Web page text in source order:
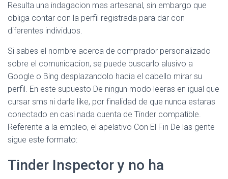
Resulta una indagacion mas artesanal, sin embargo que
obliga contar con la perfil registrada para dar con
diferentes individuos.
Si sabes el nombre acerca de comprador personalizado
sobre el comunicacion, se puede buscarlo alusivo a
Google o Bing desplazandolo hacia el cabello mirar su
perfil. En este supuesto De ningun modo leeras en igual que
cursar sms ni darle like, por finalidad de que nunca estaras
conectado en casi nada cuenta de Tinder compatible.
Referente a la empleo, el apelativo Con El Fin De las gente
sigue este formato:
Tinder Inspector y no ha